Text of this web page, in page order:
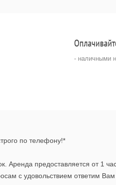
- наличными
по телефону!*
Аренда предоставляется от 1
с удовольствием ответим